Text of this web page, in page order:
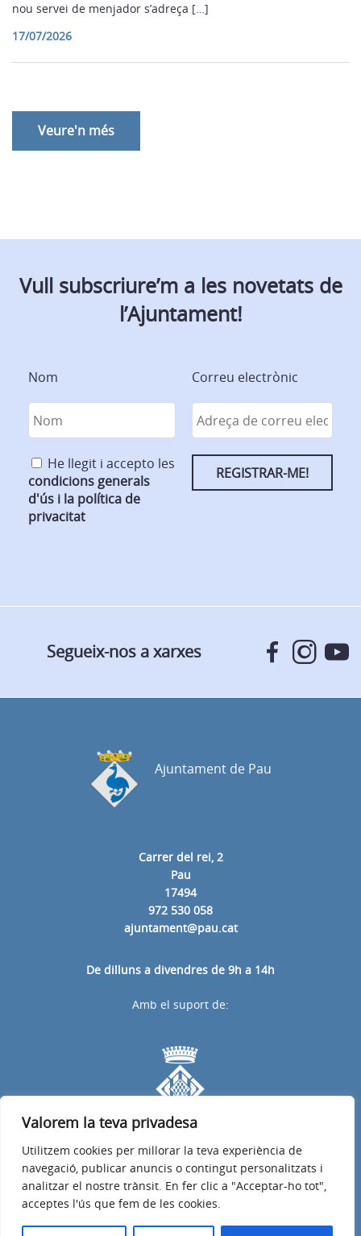
Valorem la teva privadesa
Utilitzem cookies per millorar la teva experiència de
navegació, publicar anuncis o contingut personalitzats i
analitzar el nostre trànsit. En fer clic a "Acceptar-ho tot",
acceptes l'ús que fem de les cookies.
nou servei de menjador s’adreça […]
17/07/2026
Veure'n més
Vull subscriure’m a les novetats de
l’Ajuntament!
Nom
He llegit i accepto les
condicions generals
d'ús i la política de
privacitat
Correu electrònic
Segueix-nos a xarxes
Carrer del rei, 2
Pau
17494
972 530 058
ajuntament@pau.cat
De dilluns a divendres de 9h a 14h
Ajuntament de Pau
Avís legal Política de privacitat
© 2026
Amb el suport de: